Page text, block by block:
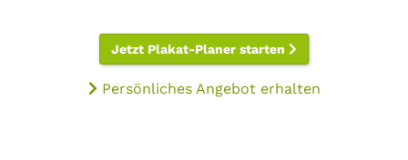
Jetzt Plakat-Planer starten
Persönliches Angebot erhalten